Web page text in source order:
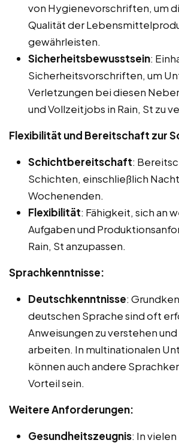
von Hygienevorschriften, um
Qualität der
gewährleisten.
Sicherheitsbewusstsein:
Sicherheitsvorschriften, um
Verletzungen bei diesen
und Vollzeitjobs in Rain, St zu
Flexibilität und Bereitschaft zur
Schichtbereitschaft:
Schichten, einschließlich
Wochenenden.
Flexibilität: Fähigkeit, sich an
Aufgaben und
Rain, St anzupassen.
Sprachkenntnisse:
Deutschkenntnisse:
deutschen Sprache sind oft
Anweisungen zu verstehen und
arbeiten. In multinationalen
können auch andere
Vorteil sein.
Weitere Anforderungen:
Gesundheitszeugnis: In